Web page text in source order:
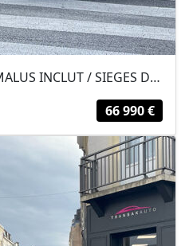
AUDI SQ5 3.0L SLINE / MALUS INCLUT / SIEGES DIAMANT / TOIT OUVRANT / ECRAN OLED
66 990 €